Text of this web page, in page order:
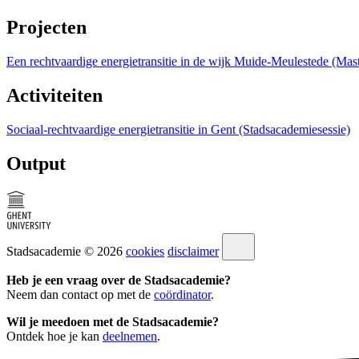
Projecten
Een rechtvaardige energietransitie in de wijk Muide-Meulestede
Activiteiten
Sociaal-rechtvaardige energietransitie in Gent (Stadsacademiesessie)
Output
Stadsacademie © 2026 cookies disclaimer
Heb je een vraag over de Stadsacademie?
Neem dan contact op met de coördinator.
Wil je meedoen met de Stadsacademie?
Ontdek hoe je kan deelnemen.